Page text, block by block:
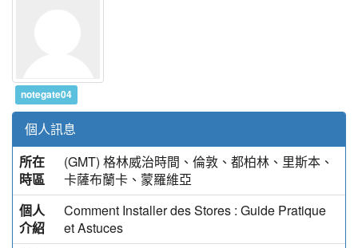
notegate04
個人訊息
所在
時區
(GMT) 格林威治時間、倫敦、都柏林、里斯本、
卡薩布蘭卡、蒙羅維亞
個人
介紹
Comment Installer des Stores : Guide Pratique
et Astuces